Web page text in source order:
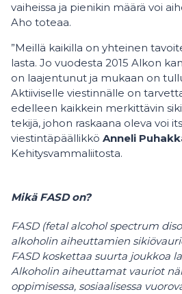
vaiheissa ja pienikin määrä voi
Aho toteaa.
”Meillä kaikilla on yhteinen
lasta. Jo vuodesta 2015 Alkon
on laajentunut ja mukaan on
Aktiiviselle viestinnälle on
edelleen kaikkein merkittävin
tekijä, johon raskaana oleva voi
viestintäpäällikkö Anneli
Kehitysvammaliitosta.
Mikä FASD on?
FASD (fetal alcohol spectrum
alkoholin aiheuttamien
FASD koskettaa suurta joukkoa
Alkoholin aiheuttamat vauriot
oppimisessa, sosiaalisessa